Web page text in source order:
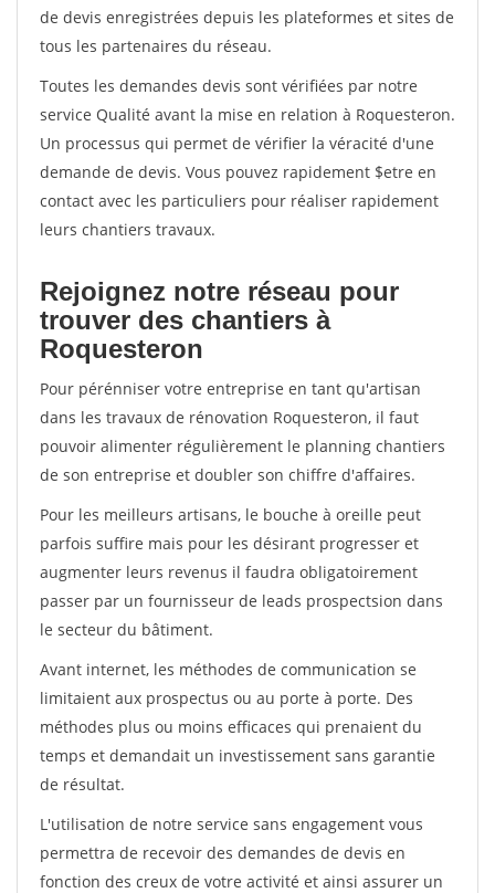
de devis enregistrées depuis les plateformes et sites de
tous les partenaires du réseau.
Toutes les demandes devis sont vérifiées par notre
service Qualité avant la mise en relation à Roquesteron.
Un processus qui permet de vérifier la véracité d'une
demande de devis. Vous pouvez rapidement $etre en
contact avec les particuliers pour réaliser rapidement
leurs chantiers travaux.
Rejoignez notre réseau pour
trouver des chantiers à
Roquesteron
Pour pérénniser votre entreprise en tant qu'artisan
dans les travaux de rénovation Roquesteron, il faut
pouvoir alimenter régulièrement le planning chantiers
de son entreprise et doubler son chiffre d'affaires.
Pour les meilleurs artisans, le bouche à oreille peut
parfois suffire mais pour les désirant progresser et
augmenter leurs revenus il faudra obligatoirement
passer par un fournisseur de leads prospectsion dans
le secteur du bâtiment.
Avant internet, les méthodes de communication se
limitaient aux prospectus ou au porte à porte. Des
méthodes plus ou moins efficaces qui prenaient du
temps et demandait un investissement sans garantie
de résultat.
L'utilisation de notre service sans engagement vous
permettra de recevoir des demandes de devis en
fonction des creux de votre activité et ainsi assurer un